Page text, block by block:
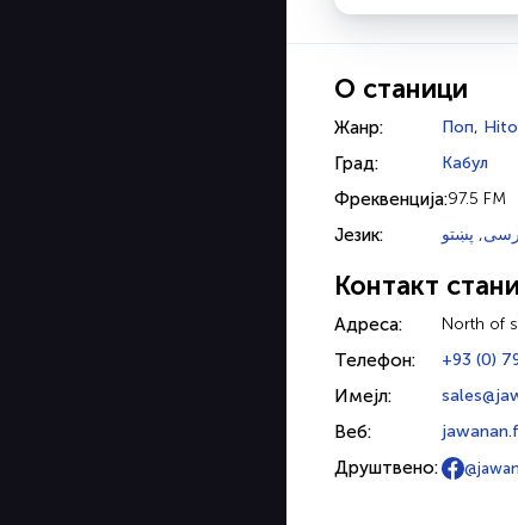
О станици
Жанр: Поп,
Град: Кабул
Фреквенција:97.5 FM
Језик: , پښتو
Контакт
Адреса: North of
Телефон: +93 (0)
Имејл:
Веб:
Друштвено: